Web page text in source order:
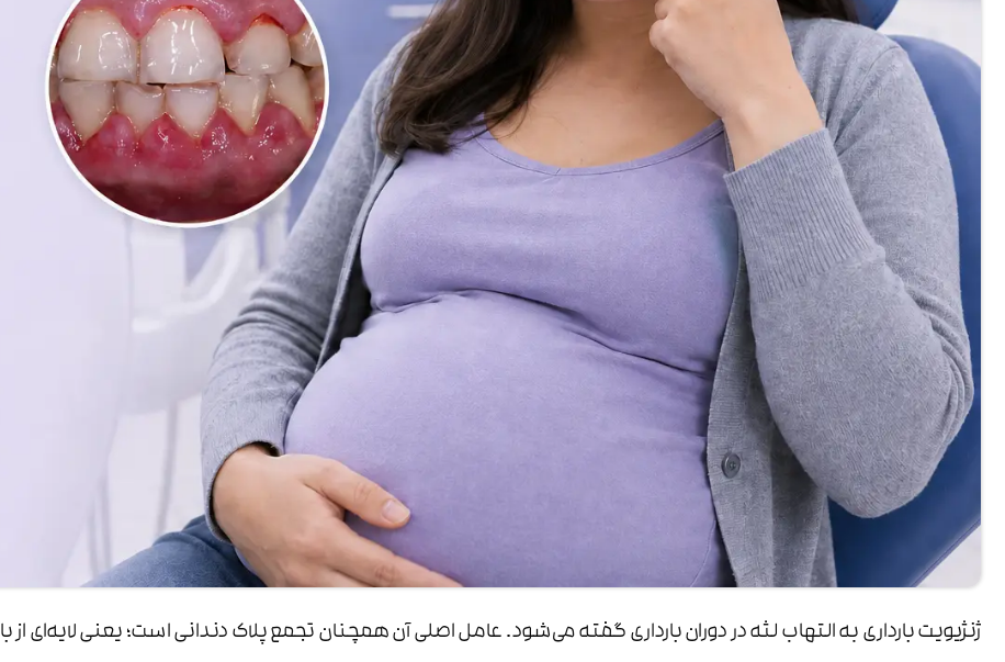
ژنژیویت بارداری به التهاب لثه در دوران بارداری گفته می‌شود. عامل اصلی آن همچنان تجمع پلاک دندانی است؛ یعنی لایه‌ای